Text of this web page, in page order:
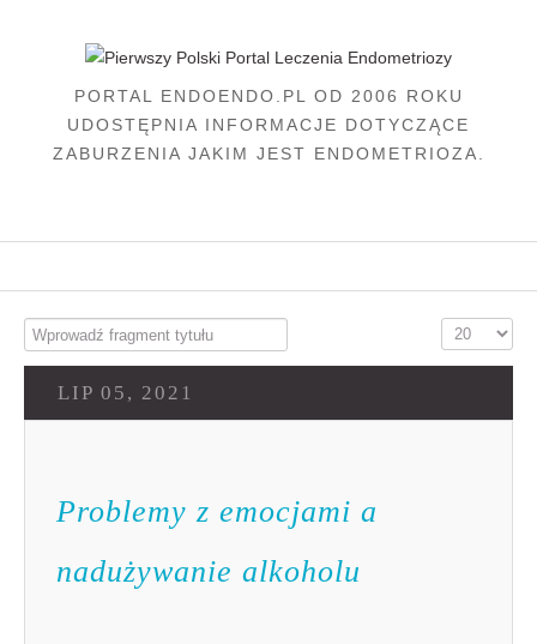
PORTAL ENDOENDO.PL OD 2006 ROKU
UDOSTĘPNIA INFORMACJE DOTYCZĄCE
ZABURZENIA JAKIM JEST ENDOMETRIOZA.
Wprowadź
tytułu
Pokaż
LIP 05, 2021
Problemy z emocjami a
nadużywanie alkoholu